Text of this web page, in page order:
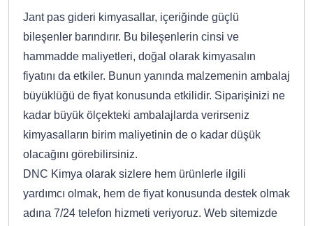
Jant pas gideri kimyasallar, içeriğinde güçlü
bileşenler barındırır. Bu bileşenlerin cinsi ve
hammadde maliyetleri, doğal olarak kimyasalın
fiyatını da etkiler. Bunun yanında malzemenin ambalaj
büyüklüğü de fiyat konusunda etkilidir. Siparişinizi ne
kadar büyük ölçekteki ambalajlarda verirseniz
kimyasalların birim maliyetinin de o kadar düşük
olacağını görebilirsiniz.
DNC Kimya olarak sizlere hem ürünlerle ilgili
yardımcı olmak, hem de fiyat konusunda destek olmak
adına 7/24 telefon hizmeti veriyoruz. Web sitemizde